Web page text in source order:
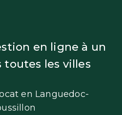
en ligne à un
toutes les villes
en Languedoc-